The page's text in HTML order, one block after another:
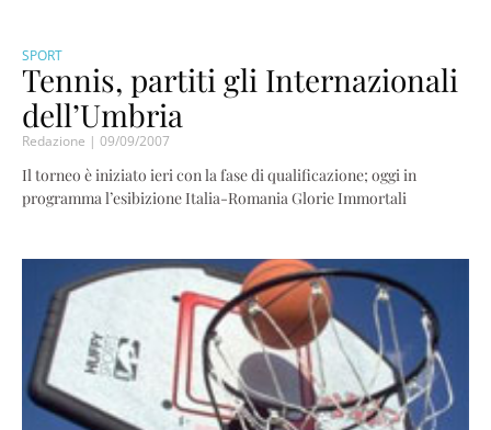
SPORT
Tennis, partiti gli Internazionali
dell’Umbria
Redazione 09/09/2007
Il torneo è iniziato ieri con la fase di qualificazione; oggi in
programma l’esibizione Italia-Romania Glorie Immortali